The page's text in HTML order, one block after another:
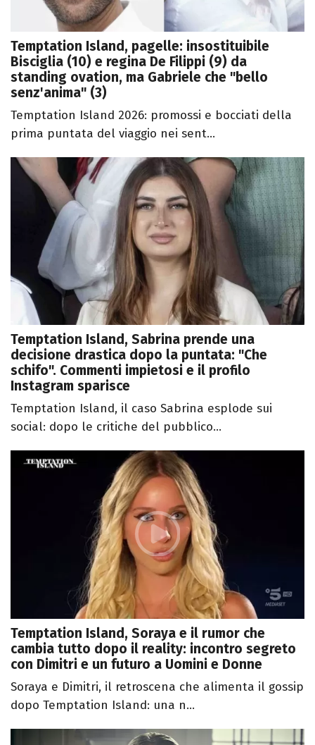
Temptation Island, pagelle: insostituibile
Bisciglia (10) e regina De Filippi (9) da
standing ovation, ma Gabriele che "bello
senz'anima" (3)
Temptation Island 2026: promossi e bocciati della
prima puntata del viaggio nei sent...
Temptation Island, Sabrina prende una
decisione drastica dopo la puntata: "Che
schifo". Commenti impietosi e il profilo
Instagram sparisce
Temptation Island, il caso Sabrina esplode sui
social: dopo le critiche del pubblico...
Temptation Island, Soraya e il rumor che
cambia tutto dopo il reality: incontro segreto
con Dimitri e un futuro a Uomini e Donne
Soraya e Dimitri, il retroscena che alimenta il gossip
dopo Temptation Island: una n...